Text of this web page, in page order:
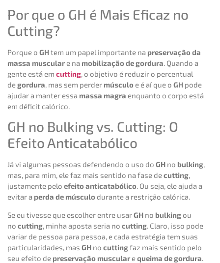
Por que o GH é Mais Eficaz no
Cutting?
Porque o GHtem um papel importante na preservação da
massa muscular e na mobilização de gordura. Quando a
gente está em cutting, o objetivo é reduzir o percentual
degordura, mas sem perder músculo e é aí que o GH pode
ajudar a manter essa massa magra enquanto o corpo está
em déficit calórico.
GH no Bulking vs. Cutting: O
Efeito Anticatabólico
Já vi algumas pessoas defendendo o uso do GH no bulking,
mas, para mim, ele faz mais sentido na fase decutting,
justamente pelo efeito anticatabólico. Ou seja, ele ajuda a
evitar a perda de músculo durante a restrição calórica.
Se eu tivesse que escolher entre usarGH no bulking ou
no cutting , minha aposta seria no cutting . Claro, isso pode
variar de pessoa para pessoa, e cada estratégia tem suas
particularidades, mas GH no cuttingfaz mais sentido pelo
seu efeito de preservação muscular equeima de gordura